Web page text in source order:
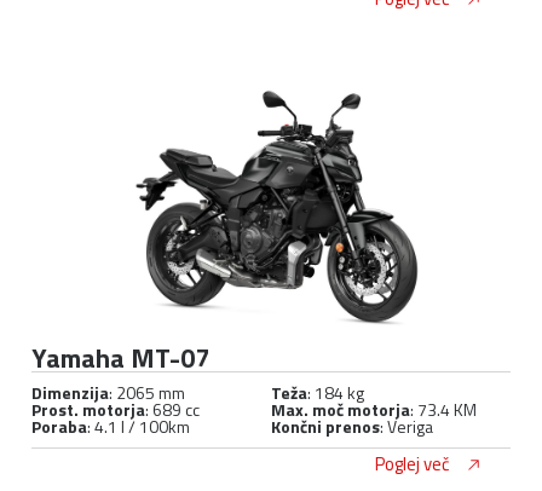
Yamaha MT-07
Dimenzija: 2065 mm Teža: 184 kg
Prost. motorja: 689 cc Max. moč motorja: 73.4 KM
Poraba: 4.1 l / 100km Končni prenos: Veriga
Poglej več